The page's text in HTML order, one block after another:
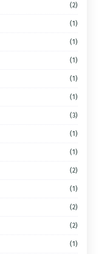
(2)
(1)
(1)
(1)
(1)
(1)
(3)
(1)
(1)
(2)
(1)
(2)
(2)
(1)